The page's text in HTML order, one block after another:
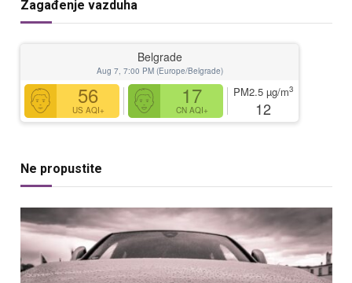
Zagađenje vazduha
Belgrade
Aug 7, 7:00 PM (Europe/Belgrade)
56
US AQI+
17
CN AQI+
PM2.5 µg/m3
12
Ne propustite